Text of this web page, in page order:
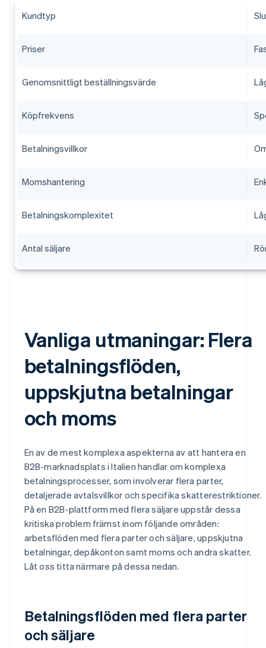
Kundtyp
Priser
Genomsnittligt beställningsvärde
Köpfrekvens
Betalningsvillkor
Momshantering
Betalningskomplexitet
Antal säljare
Vanliga utmaningar: Flera
betalningsflöden,
uppskjutna betalningar
och moms
En av de mest komplexa aspekterna av att hantera en
B2B-marknadsplats i Italien handlar om komplexa
betalningsprocesser, som involverar flera parter,
detaljerade avtalsvillkor och specifika skatterestriktioner.
På en B2B-plattform med flera säljare uppstår dessa
kritiska problem främst inom följande områden:
arbetsflöden med flera parter och säljare, uppskjutna
betalningar, depåkonton samt moms och andra skatter.
Låt oss titta närmare på dessa nedan.
Betalningsflöden med flera parter
och säljare